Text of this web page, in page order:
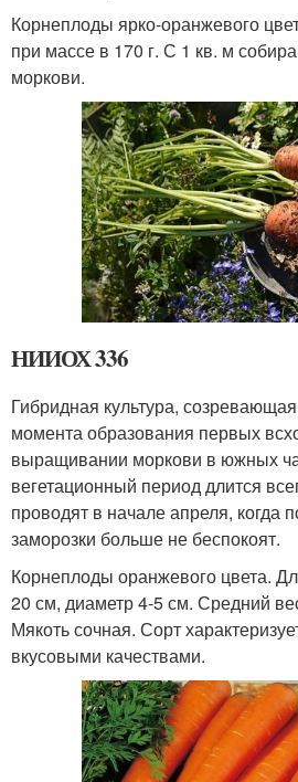
Корнеплоды ярко-оранжевого
при массе в 170 г. С 1 кв. м
моркови.
НИИОХ 336
Гибридная культура,
момента образования первых
выращивании моркови в южных
вегетационный период длится
проводят в начале апреля, когда
заморозки больше не беспокоят.
Корнеплоды оранжевого цвета.
20 см, диаметр 4-5 см. Средний
Мякоть сочная. Сорт
вкусовыми качествами.